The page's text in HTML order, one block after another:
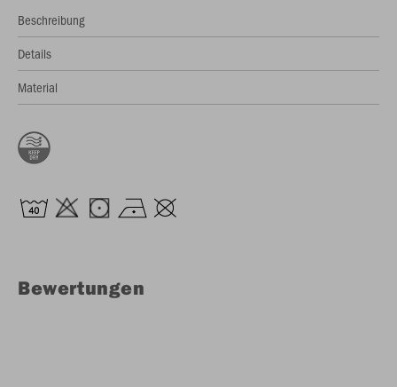
Beschreibung
Details
Material
Bewertungen